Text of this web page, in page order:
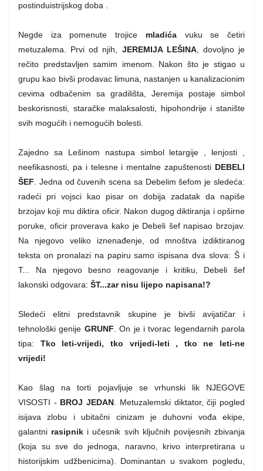
postinduistrijskog doba .
Negde iza pomenute trojice mladića
vuku se četiri
metuzalema. Prvi od njih, JEREMIJA LEŠINA, dovoljno je
rečito predstavljen samim imenom. Nakon što je stigao u
grupu kao bivši prodavac limuna, nastanjen u kanalizacionim
cevima odbačenim sa gradilišta, Jeremija postaje simbol
beskorisnosti, staračke malaksalosti, hipohondrije i stanište
svih mogućih i nemogućih bolesti.
Zajedno sa Lešinom nastupa simbol letargije , lenjosti ,
neefikasnosti, pa i telesne i mentalne zapuštenosti DEBELI
ŠEF. Jedna od čuvenih scena sa Debelim šefom je sledeća:
radeći pri vojsci kao pisar on dobija zadatak da napiše
brzojav koji mu diktira oficir. Nakon dugog diktiranja i opširne
poruke, oficir proverava kako je Debeli šef napisao brzojav.
Na njegovo veliko iznenađenje, od mnoštva izdiktiranog
teksta on pronalazi na papiru samo ispisana dva slova: Š i
T... Na njegovo besno reagovanje i kritiku, Debeli šef
lakonski odgovara: ŠT...zar nisu lijepo napisana!?
Sledeći elitni predstavnik skupine je bivši avijatičar i
tehnološki genije GRUNF. On je i tvorac legendarnih parola
tipa: Tko leti-vrijedi, tko vrijedi-leti , tko ne leti-ne
vrijedi!
Kao šlag na torti pojavljuje se vrhunski lik NJEGOVE
VISOSTI - BROJ JEDAN. Metuzalemski diktator, čiji pogled
isijava zlobu i ubitačni cinizam je duhovni vođa ekipe,
galantni rasipnik i učesnik svih ključnih povijesnih zbivanja
(koja su sve do jednoga, naravno, krivo interpretiranau
historijskim udžbenicima). Dominantan u svakom pogledu,